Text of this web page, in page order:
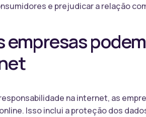
e prejudicar a relação
empresas
na internet, as
Isso inclui a proteção dos